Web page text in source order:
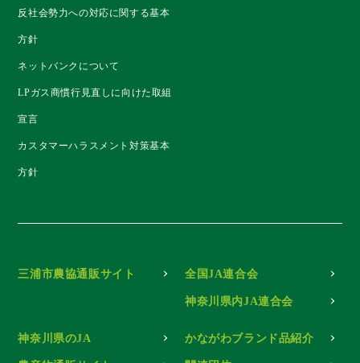
反社会勢力への対応に関する基本
方針
ネットバンクについて
LPガス商慣行見直しに向けた取組
宣言
カスタマーハラスメント対策基本
方針
三浦市農協通販サイト 全国JA連合会
神奈川県内JA連合会
神奈川県のJA かながわブランド品紹介